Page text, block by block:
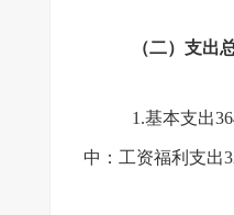
（二）支出
1.基本支出
中：工资福利支出